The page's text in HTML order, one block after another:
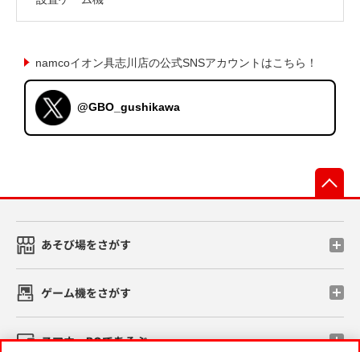
namcoイオン具志川店の公式SNSアカウントはこちら！
@GBO_gushikawa
あそび場をさがす
ゲーム機をさがす
スマホ・PCであそぶ